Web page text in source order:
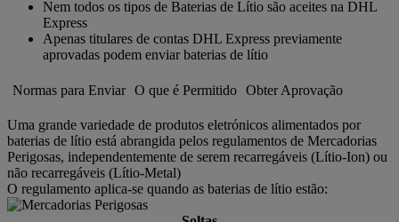
Nem todos os tipos de Baterias de Lítio são aceites na DHL
Express
Apenas titulares de contas DHL Express previamente
aprovadas podem enviar baterias de lítio
Normas para Enviar O que é Permitido Obter Aprovação
Uma grande variedade de produtos eletrónicos alimentados por
baterias de lítio está abrangida pelos regulamentos de Mercadorias
Perigosas, independentemente de serem recarregáveis (Lítio-Ion) ou
não recarregáveis (Lítio-Metal)
O regulamento aplica-se quando as baterias de lítio estão: